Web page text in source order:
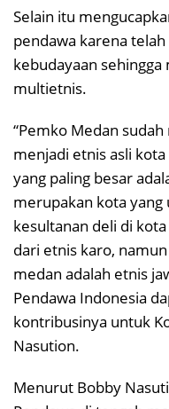
Selain itu
pendawa karena
kebudayaan
multietnis.
“Pemko Medan
menjadi etnis asli
yang paling besar
merupakan kota yang
kesultanan deli di
dari etnis karo,
medan adalah etnis
Pendawa Indonesia
kontribusinya untuk
Nasution.
Menurut Bobby